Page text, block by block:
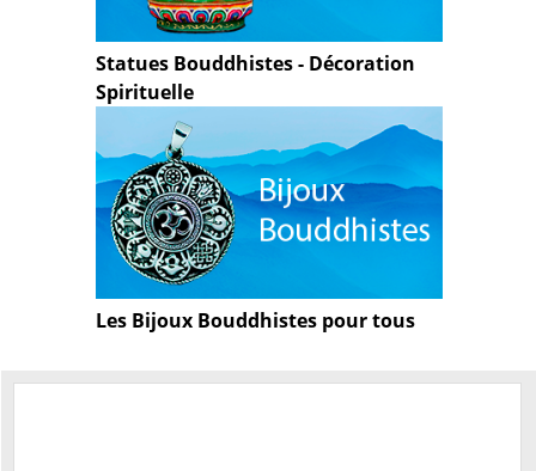
Statues Bouddhistes - Décoration
Spirituelle
Les Bijoux Bouddhistes pour tous